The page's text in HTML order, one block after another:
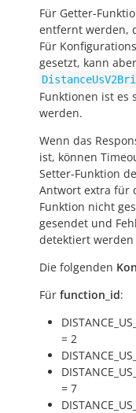
Für Getter-
entfernt werden,
Für
gesetzt, kann
Funktionen ist es
werden.
Wenn das
ist, können
Setter-Funktion
Antwort extra für
Funktion nicht
gesendet und
detektiert werden
Die folgenden
Für function_id:
= 2
= 7